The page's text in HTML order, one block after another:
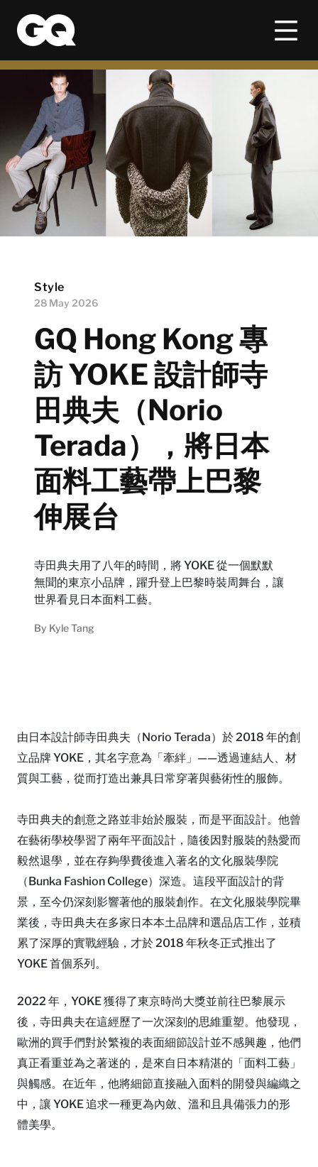
Style
28 May 2026
GQ Hong Kong 專
訪 YOKE 設計師寺
田典夫（Norio
Terada），將日本
面料工藝帶上巴黎
伸展台
寺田典夫用了八年的時間，將 YOKE 從一個默默
無聞的東京小品牌，躍升登上巴黎時裝周舞台，讓
世界看見日本面料工藝。
By Kyle Tang
由日本設計師寺田典夫（Norio Terada）於 2018 年的創
立品牌 YOKE，其名字意為「牽絆」——透過連結人、材
質與工藝，從而打造出兼具日常穿著與藝術性的服飾。
寺田典夫的創意之路並非始於服裝，而是平面設計。他曾
在藝術學校學習了兩年平面設計，隨後因對服裝的熱愛而
毅然退學，並在存夠學費後進入著名的文化服裝學院
（Bunka Fashion College）深造。這段平面設計的背
景，至今仍深刻影響著他的服裝創作。在文化服裝學院畢
業後，寺田典夫在多家日本本土品牌和選品店工作，並積
累了深厚的實戰經驗，才於 2018 年秋冬正式推出了
YOKE 首個系列。
2022 年，YOKE 獲得了東京時尚大獎並前往巴黎展示
後，寺田典夫在這經歷了一次深刻的思維重塑。他發現，
歐洲的買手們對於繁複的表面細節設計並不感興趣，他們
真正看重並為之著迷的，是來自日本精湛的「面料工藝」
與觸感。在近年，他將細節直接融入面料的開發與編織之
中，讓 YOKE 追求一種更為內斂、溫和且具備張力的形
體美學。